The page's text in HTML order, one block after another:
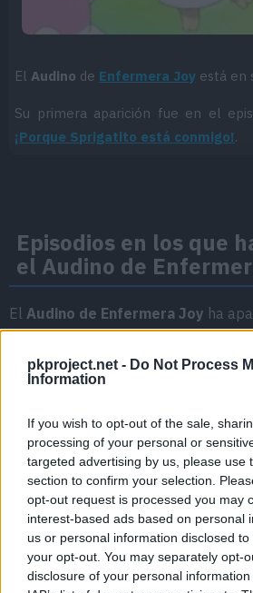
pkproject.net - Do Not Process
Information
If you wish to opt-out of the sale,
processing of your personal or
targeted advertising by us, please use
section to confirm your selection.
opt-out request is processed you may
interest-based ads based on personal
us or personal information disclosed
your opt-out. You may separately opt-
disclosure of your personal
El Audino de Enfermera Joy está en
Su primera aparición fue en el
¡Porque Sprigatito está conmigo!.
Episodios en los que
el Audino de
El Audino de Enfermera Joy ha
Temporada 1
Episodio 3
Cache: on | Queries: 1 | Generation time: